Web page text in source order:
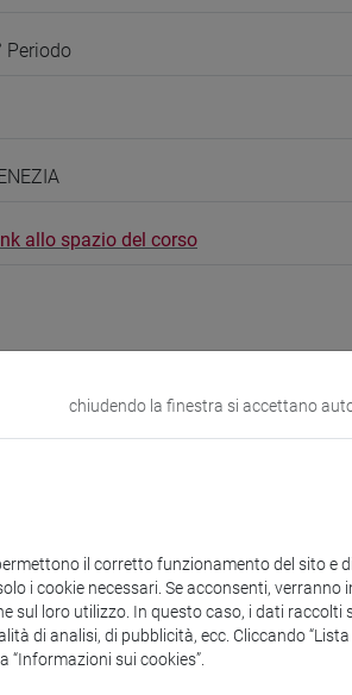
Periodo
allo spazio del corso
chiudendo la finestra si accettano
il corretto funzionamento del sito e
i cookie necessari. Se acconsenti, verranno
loro utilizzo. In questo caso, i dati raccolti
di analisi, di pubblicità, ecc. Cliccando
sui cookies”.